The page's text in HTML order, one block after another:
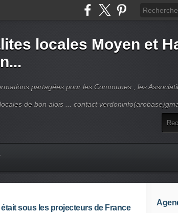
locales Moyen et
partagées pour les Communes , les
de bon alois ... contact
sous les projecteurs de France